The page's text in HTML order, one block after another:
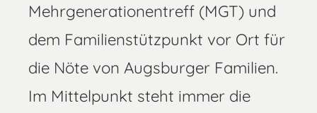
Mehrgenerationentreff (MGT) und
dem Familienstützpunkt vor Ort für
die Nöte von Augsburger Familien.
Im Mittelpunkt steht immer die